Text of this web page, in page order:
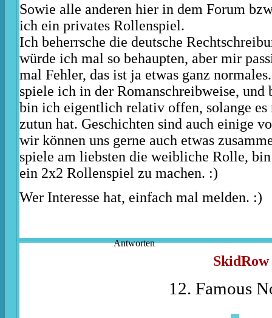
Sowie alle anderen hier in dem Forum
ich ein privates Rollenspiel.
Ich beherrsche die deutsche
würde ich mal so behaupten, aber mir
mal Fehler, das ist ja etwas ganz
spiele ich in der Romanschreibweise, und
bin ich eigentlich relativ offen, solange es
zutun hat. Geschichten sind auch einige
wir können uns gerne auch etwas
spiele am liebsten die weibliche Rolle,
ein 2x2 Rollenspiel zu machen. :)
Wer Interesse hat, einfach mal melden. :)
Antworten
SkidRow
12. Famous